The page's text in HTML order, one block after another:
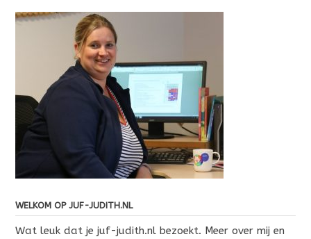
WELKOM OP JUF-JUDITH.NL
Wat leuk dat je juf-judith.nl bezoekt. Meer over mij en